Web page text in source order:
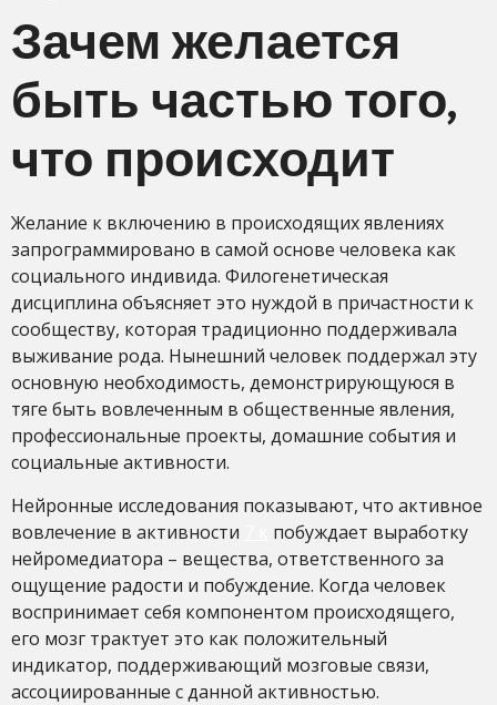
Зачем желается
быть частью того,
что происходит
Желание к включению в происходящих явлениях
запрограммировано в самой основе человека как
социального индивида. Филогенетическая
дисциплина объясняет это нуждой в причастности к
сообществу, которая традиционно поддерживала
выживание рода. Нынешний человек поддержал эту
основную необходимость, демонстрирующуюся в
тяге быть вовлеченным в общественные явления,
профессиональные проекты, домашние события и
социальные активности.
Нейронные исследования показывают, что активное
вовлечение в активности
побуждает выработку
нейромедиатора – вещества, ответственного за
ощущение радости и побуждение. Когда человек
воспринимает себя компонентом происходящего,
его мозг трактует это как положительный
индикатор, поддерживающий мозговые связи,
ассоциированные с данной активностью.